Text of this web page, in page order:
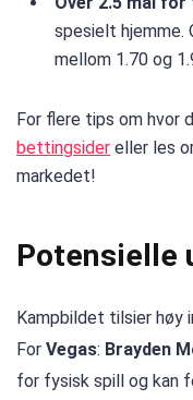
spesielt hjemme.
mellom 1.70 og
For flere tips om hvor
bettingsider eller les
markedet!
Potensielle
Kampbildet tilsier høy
For Vegas: Brayden
for fysisk spill og kan